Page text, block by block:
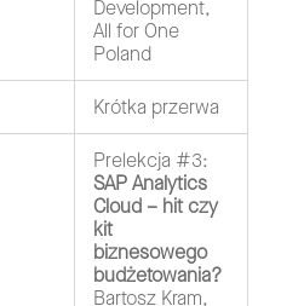
Development,
All for One
Poland
Krótka przerwa
Prelekcja #3:
SAP Analytics
Cloud – hit czy
kit
biznesowego
budżetowania?
Bartosz Kram,